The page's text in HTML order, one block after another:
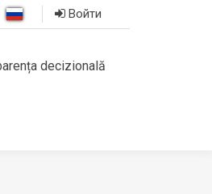
Войти
decizională